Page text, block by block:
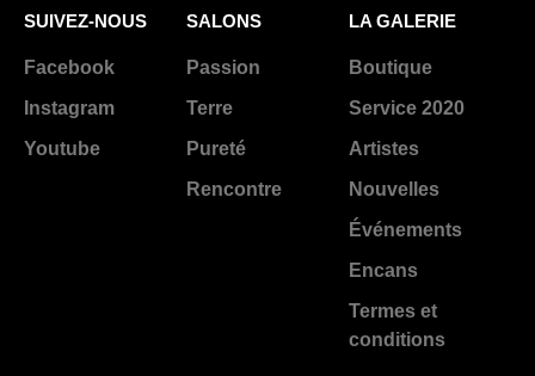
SUIVEZ-NOUS
Facebook
Instagram
Youtube
SALONS
Passion
Terre
Pureté
Rencontre
LA GALERIE
Boutique
Service 2020
Artistes
Nouvelles
Événements
Encans
Termes et
conditions